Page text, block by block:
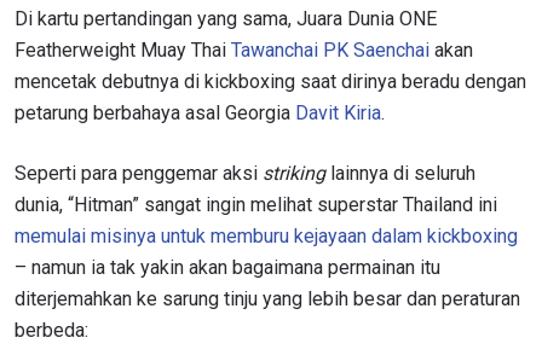
Di kartu pertandingan yang sama, Juara Dunia ONE
Featherweight Muay Thai Tawanchai PK Saenchai akan
mencetak debutnya di kickboxing saat dirinya beradu dengan
petarung berbahaya asal Georgia Davit Kiria.
Seperti para penggemar aksi strikinglainnya di seluruh
dunia, “Hitman” sangat ingin melihat superstar Thailand ini
memulai misinya untuk memburu kejayaan dalam kickboxing
– namun ia tak yakin akan bagaimana permainan itu
diterjemahkan ke sarung tinju yang lebih besar dan peraturan
berbeda: